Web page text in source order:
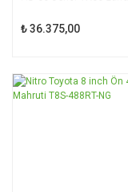
₺ 36.375,00